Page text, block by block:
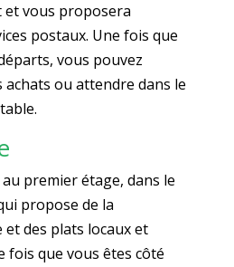
et vous proposera
postaux. Une fois que
vous pouvez
ou attendre dans le
premier étage, dans le
propose de la
des plats locaux et
fois que vous êtes côté